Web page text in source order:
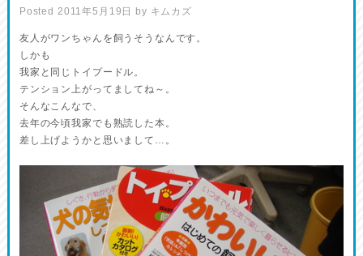
Posted 2011年5月19日 by キムカズ
友人がワンちゃんを飼うそうなんです。
しかも
我家と同じトイプードル。
テンション上がってましてね～。
そんなこんなで、
去年の今頃我家でも熟読した本。
差し上げようかと思いまして…。